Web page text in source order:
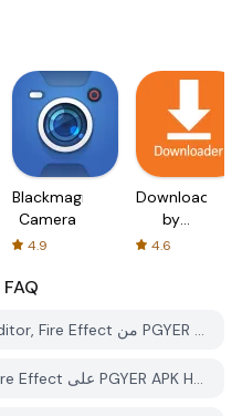
Blackmagic
Camera
4.9
Downloader
by
AFTVnews
4.6
FAQ
كيف يمكنني تحميل Fire Photo Editor, Fire Effect من PGYER APK HUB؟
هل التطبيق Fire Photo Editor, Fire Effect على PGYER APK HUB مجاني للتحميل؟